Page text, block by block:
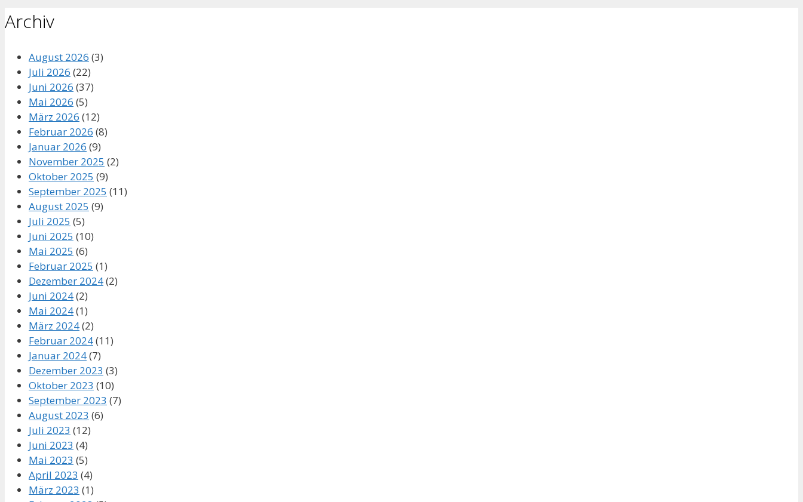
Archiv
August 2026 (3)
Juli 2026 (22)
Juni 2026 (37)
Mai 2026 (5)
März 2026 (12)
Februar 2026 (8)
Januar 2026 (9)
November 2025 (2)
Oktober 2025 (9)
September 2025 (11)
August 2025 (9)
Juli 2025 (5)
Juni 2025 (10)
Mai 2025 (6)
Februar 2025 (1)
Dezember 2024(2)
Juni 2024(2)
Mai 2024(1)
März 2024(2)
Februar 2024(11)
Januar 2024(7)
Dezember 2023 (3)
Oktober 2023 (10)
September 2023 (7)
August 2023 (6)
Juli 2023 (12)
Juni 2023 (4)
Mai 2023 (5)
April 2023 (4)
März 2023 (1)